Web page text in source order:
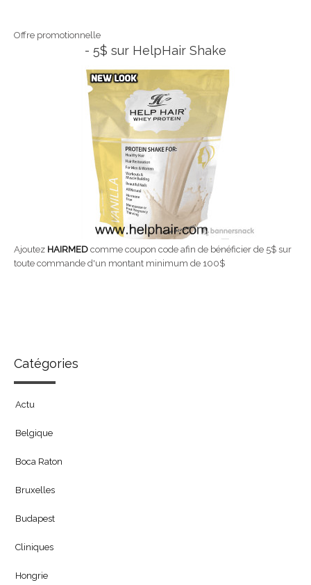
Offre promotionnelle
- 5$ sur HelpHair Shake
Ajoutez HAIRMED comme coupon code afin de bénéficier de 5$ sur
toute commande d'un montant minimum de 100$
Catégories
Actu
Belgique
Boca Raton
Bruxelles
Budapest
Cliniques
Hongrie